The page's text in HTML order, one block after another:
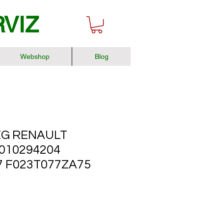
Webshop Blog
RENAULT
F023T077ZA75